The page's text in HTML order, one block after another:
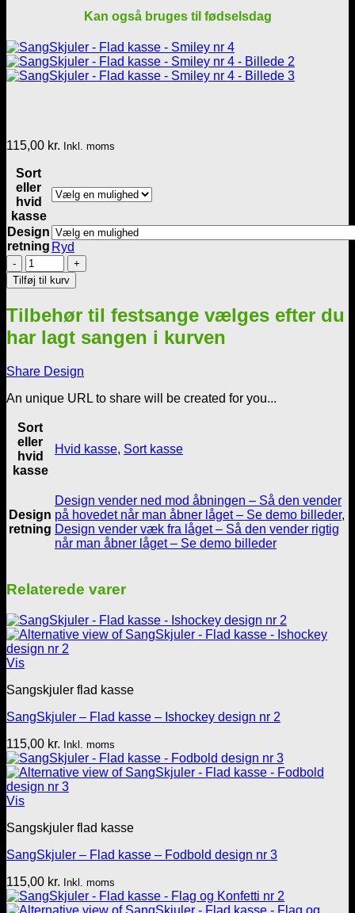
Kan også bruges til fødselsdag
115,00 kr. Inkl. moms
Sort
eller
hvid
kasse
Design
retning Ryd
SangSkjuler
-
Flad
Smiley
nr
antal
Tilføj til kurv
Tilbehør til festsange vælges efter du
har lagt sangen i kurven
Share Design
An unique URL to share will be created for you...
Sort
eller
hvid
kasse
Hvid kasse, Sort kasse
Design
retning
Design vender ned mod åbningen – Så den vender
på hovedet når man åbner låget – Se demo billeder,
Design vender væk fra låget – Så den vender rigtig
når man åbner låget – Se demo billeder
Relaterede varer
Vis
Sangskjuler flad kasse
SangSkjuler – Flad kasse – Ishockey design nr 2
115,00 kr. Inkl. moms
Vis
Sangskjuler flad kasse
SangSkjuler – Flad kasse – Fodbold design nr 3
115,00 kr. Inkl. moms